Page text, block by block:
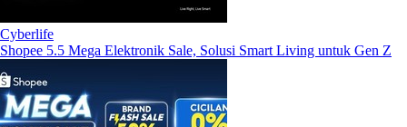
Cyberlife
Shopee 5.5 Mega Elektronik Sale, Solusi Smart Living untuk Gen Z